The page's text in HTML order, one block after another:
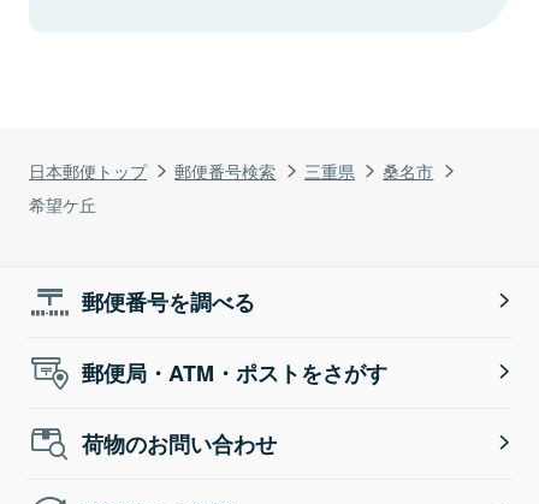
日本郵便トップ 郵便番号検索 三重県
桑名市
希望ケ丘
郵便番号を調べる
郵便局・ATM・ポストをさがす
荷物のお問い合わせ